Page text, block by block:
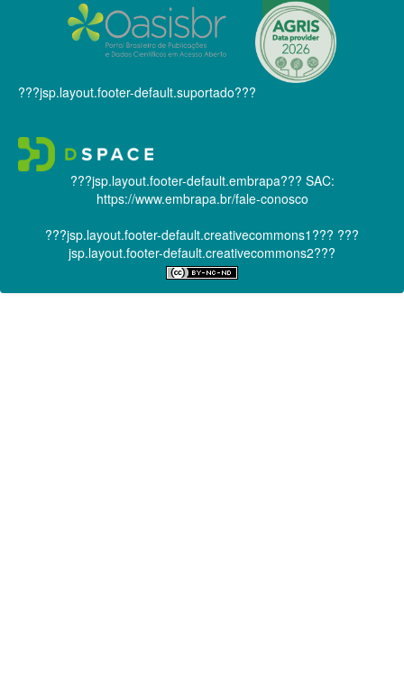
???jsp.layout.footer-default.suportado???
???jsp.layout.footer-default.embrapa??? SAC:
https://www.embrapa.br/fale-conosco
???jsp.layout.footer-default.creativecommons1??? ???
jsp.layout.footer-default.creativecommons2???